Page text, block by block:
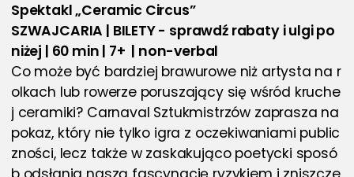
Spektakl „Ceramic Circus”
SZWAJCARIA | BILETY - sprawdź rabaty i ulgi po
niżej | 60 min | 7+  | non-verbal
Co może być bardziej brawurowe niż artysta na r
olkach lub rowerze poruszający się wśród kruche
j ceramiki? Carnaval Sztukmistrzów zaprasza na
pokaz, który nie tylko igra z oczekiwaniami public
zności, lecz także w zaskakująco poetycki sposó